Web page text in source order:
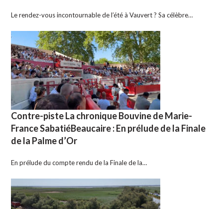
Le rendez-vous incontournable de l’été à Vauvert ? Sa célèbre…
Contre-piste La chronique Bouvine de Marie-
France SabatiéBeaucaire : En prélude de la Finale
de la Palme d’Or
En prélude du compte rendu de la Finale de la…